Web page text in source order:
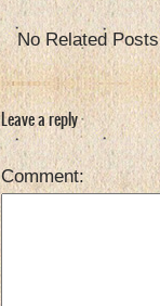
No Related Posts
Leave a reply
Comment